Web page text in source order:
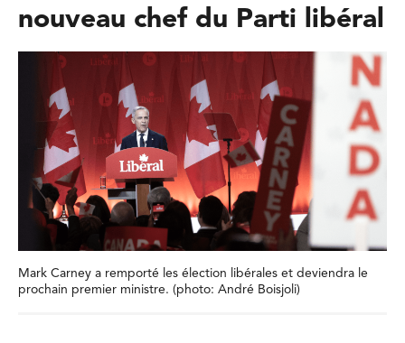
nouveau chef du Parti libéral
Mark Carney a remporté les élection libérales et deviendra le
prochain premier ministre. (photo: André Boisjoli)